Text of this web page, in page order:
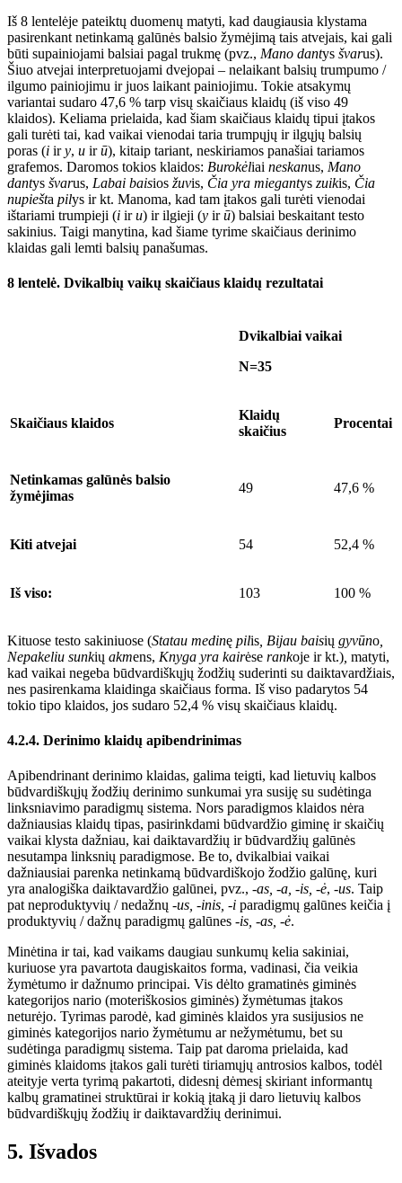
Iš 8 lentelėje pateiktų duomenų matyti, kad daugiausia klystama
pasirenkant netinkamą galūnės balsio žymėjimą tais atvejais, kai gali
būti supainiojami balsiai pagal trukmę (pvz., Mano dantys švarus).
Šiuo atvejai interpretuojami dvejopai – nelaikant balsių trumpumo /
ilgumo painiojimu ir juos laikant painiojimu. Tokie atsakymų
variantai sudaro 47,6 % tarp visų skaičiaus klaidų (iš viso 49
klaidos). Keliama prielaida, kad šiam skaičiaus klaidų tipui įtakos
gali turėti tai, kad vaikai vienodai taria trumpųjų ir ilgųjų balsių
poras (i iry, u irū), kitaip tariant, neskiriamos panašiai tariamos
grafemos. Daromos tokios klaidos: Burokėliai neskanus, Mano
dantys švarus, Labai baisios žuvis, Čia yra miegantys zuikis, Čia
nupiešta pilys ir kt. Manoma, kad tam įtakos gali turėti vienodai
ištariami trumpieji (i iru) ir ilgieji (y irū) balsiai beskaitant testo
sakinius. Taigi manytina, kad šiame tyrime skaičiaus derinimo
klaidas gali lemti balsių panašumas.
8 lentelė. Dvikalbių vaikų skaičiaus klaidų rezultatai
Dvikalbiai vaikai
N=35
Skaičiaus klaidos
Klaidų
skaičius
Procentai
Netinkamas galūnės balsio
žymėjimas
49 47,6 %
Kiti atvejai 54 52,4 %
Iš viso: 103 100 %
Kituose testo sakiniuose (Statau medinę pilis , Bijau baisių gyvūno
Nepakeliu sunkių akmens, Knyga yra kairėse rankoje ir kt.) matyti,
kad vaikai negeba būdvardiškųjų žodžių suderinti su daiktavardžiais,
nes pasirenkama klaidinga skaičiaus forma. Iš viso padarytos 54
tokio tipo klaidos, jos sudaro 52,4 % visų skaičiaus klaidų.
4.2.4. Derinimo klaidų apibendrinimas
Apibendrinant derinimo klaidas, galima teigti, kad lietuvių kalbos
būdvardiškųjų žodžių derinimo sunkumai yra susiję su sudėtinga
linksniavimo paradigmų sistema. Nors paradigmos klaidos nėra
dažniausias klaidų tipas, pasirinkdami būdvardžio giminę ir skaičių
vaikai klysta dažniau, kai daiktavardžių ir būdvardžių galūnės
nesutampa linksnių paradigmose. Be to, dvikalbiai vaikai
dažniausiai parenka netinkamą būdvardiškojo žodžio galūnę, kuri
yra analogiška daiktavardžio galūnei, pvz., -as, -a, -is, -ė, -us. Taip
pat neproduktyvių / nedažnų -us, -inis, -i paradigmų galūnes keičia į
produktyvių / dažnų paradigmų galūnes -is, -as, -ė.
Minėtina ir tai, kad vaikams daugiau sunkumų kelia sakiniai,
kuriuose yra pavartota daugiskaitos forma, vadinasi, čia veikia
žymėtumo ir dažnumo principai. Vis dėlto gramatinės giminės
kategorijos nario (moteriškosios giminės) žymėtumas įtakos
neturėjo. Tyrimas parodė, kad giminės klaidos yra susijusios ne
giminės kategorijos nario žymėtumu ar nežymėtumu, bet su
sudėtinga paradigmų sistema. Taip pat daroma prielaida, kad
giminės klaidoms įtakos gali turėti tiriamųjų antrosios kalbos, todėl
ateityje verta tyrimą pakartoti, didesnį dėmesį skiriant informantų
kalbų gramatinei struktūrai ir kokią įtaką ji daro lietuvių kalbos
būdvardiškųjų žodžių ir daiktavardžių derinimui.
5. Išvados